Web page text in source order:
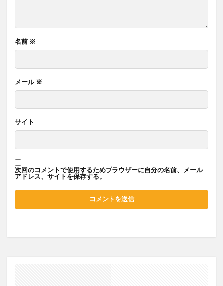
名前 ※
メール ※
サイト
次回のコメントで使用するためブラウザーに自分の名前、メール
アドレス、サイトを保存する。